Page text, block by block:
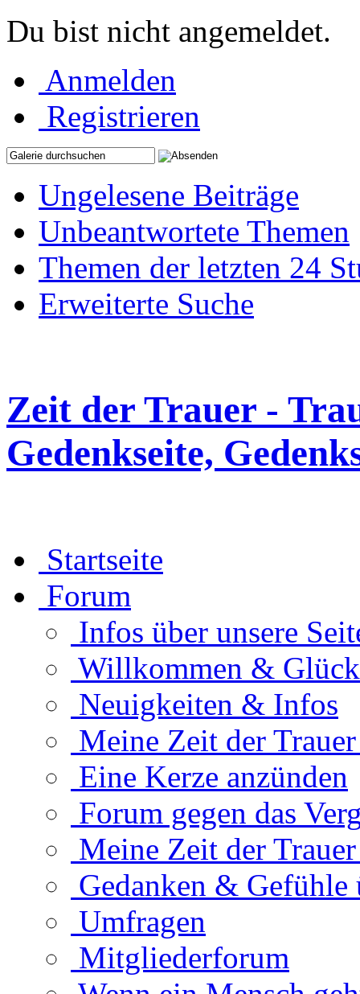
Du bist nicht angemeldet.
Anmelden
Registrieren
Ungelesene Beiträge
Unbeantwortete Themen
Themen der letzten 24
Erweiterte Suche
Zeit der Trauer -
Gedenkseite,
Startseite
Forum
Infos über unsere
Willkommen &
Neuigkeiten & Infos
Meine Zeit der
Eine Kerze anzünden
Forum gegen das
Meine Zeit der
Gedanken & Gefühle
Umfragen
Mitgliederforum